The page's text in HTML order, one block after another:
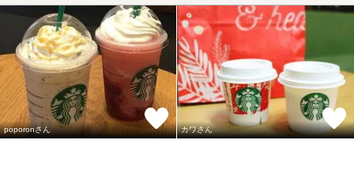
poporonさん カワさん